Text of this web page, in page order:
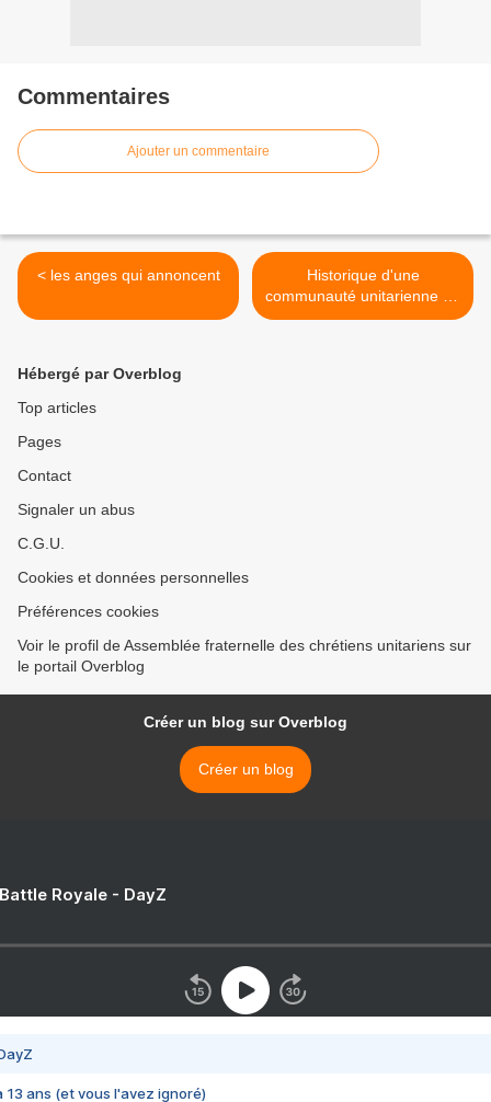
Commentaires
Ajouter un commentaire
< les anges qui annoncent
Historique d'une
communauté unitarienne en
Afrique noire : l'ACUC >
Hébergé par Overblog
Top articles
Pages
Contact
Signaler un abus
C.G.U.
Cookies et données personnelles
Préférences cookies
Voir le profil de Assemblée fraternelle des chrétiens unitariens sur
le portail Overblog
Créer un blog sur Overblog
Créer un blog
Royale - DayZ
13 ans (et vous l'avez ignoré)